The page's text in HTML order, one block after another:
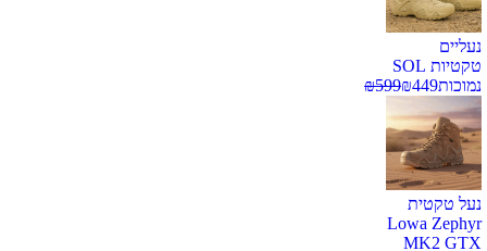
נעליים
טקטיות SOL
נמוכות
₪449
₪599
נעל טקטית
Lowa Zephyr
MK2 GTX